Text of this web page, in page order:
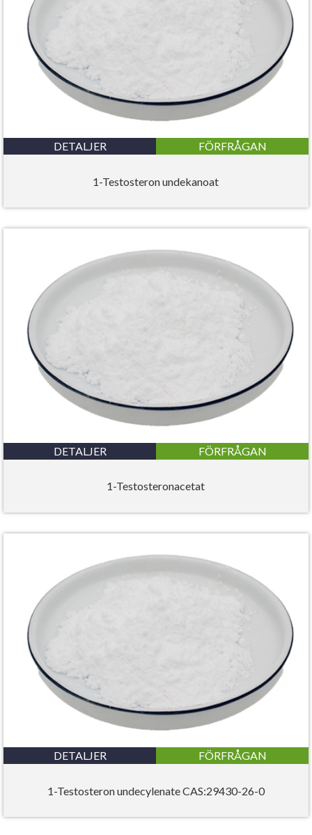
DETALJER FÖRFRÅGAN
1-Testosteron undekanoat
DETALJER FÖRFRÅGAN
1-Testosteronacetat
DETALJER FÖRFRÅGAN
1-Testosteron undecylenate CAS:29430-26-0